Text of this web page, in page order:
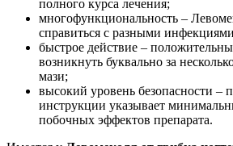
полного курса лечения;
многофункциональность –
справиться с разными
быстрое действие –
возникнуть буквально за
мази;
высокий уровень безопасности –
инструкции указывает
побочных эффектов препарата.